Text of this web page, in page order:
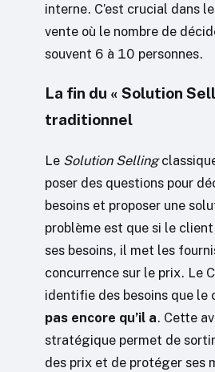
interne. C’est crucial dans
vente où le nombre de
souvent 6 à 10 personnes.
La fin du « Solution
traditionnel
Le Solution Selling
poser des questions pour
besoins et proposer une
problème est que si le
ses besoins, il met les
concurrence sur le prix. Le
identifie des besoins que le
pas encore qu’il a. Cette
stratégique permet de
des prix et de protéger ses